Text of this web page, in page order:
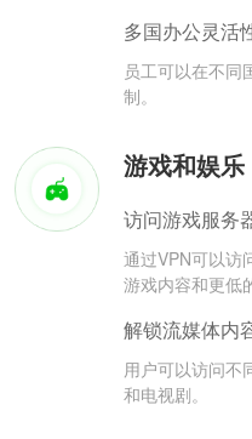
多国办公灵活
员工可以在不同
制。
游戏和娱乐
访问游戏服务
通过VPN可以访
游戏内容和更低
解锁流媒体内
用户可以访问不
和电视剧。